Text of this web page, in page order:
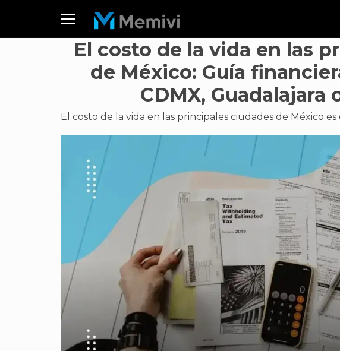
El costo de la vida en las
de México: Guía
CDMX, Guadalajara
El costo de la vida en las principales ciudades de México